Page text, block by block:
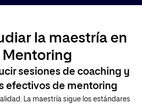
la maestría en
sesiones de coaching y
efectivos de mentoring
La maestría sigue los estándares